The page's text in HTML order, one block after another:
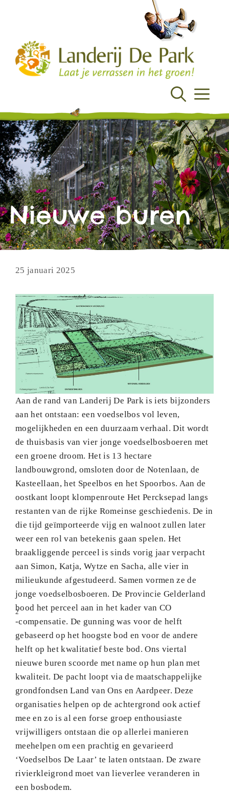
inhoud
Nieuwe buren
25 januari 2025
Aan de rand van Landerij De Park is iets bijzonders
aan het ontstaan: een voedselbos vol leven,
mogelijkheden en een duurzaam verhaal. Dit wordt
de thuisbasis van vier jonge voedselbosboeren met
een groene droom. Het is 13 hectare
landbouwgrond, omsloten door de Notenlaan, de
Kasteellaan, het Speelbos en het Spoorbos. Aan de
oostkant loopt klompenroute Het Percksepad langs
restanten van de rijke Romeinse geschiedenis. De in
die tijd geïmporteerde vijg en walnoot zullen later
weer een rol van betekenis gaan spelen. Het
braakliggende perceel is sinds vorig jaar verpacht
aan Simon, Katja, Wytze en Sacha, alle vier in
milieukunde afgestudeerd. Samen vormen ze de
jonge voedselbosboeren. De Provincie Gelderland
bood het perceel aan in het kader van CO
2
-compensatie. De gunning was voor de helft
gebaseerd op het hoogste bod en voor de andere
helft op het kwalitatief beste bod. Ons viertal
nieuwe buren scoorde met name op hun plan met
kwaliteit. De pacht loopt via de maatschappelijke
grondfondsen Land van Ons en Aardpeer. Deze
organisaties helpen op de achtergrond ook actief
mee en zo is al een forse groep enthousiaste
vrijwilligers ontstaan die op allerlei manieren
meehelpen om een prachtig en gevarieerd
‘Voedselbos De Laar’ te laten ontstaan. De zware
rivierkleigrond moet van lieverlee veranderen in
een bosbodem.